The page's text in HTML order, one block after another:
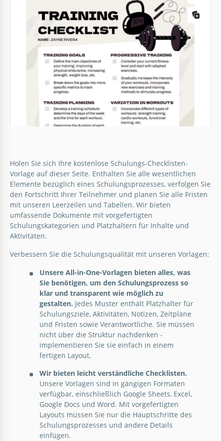
Unser benutzerfreundliches Layout eignet sich
hervorragend für jede Aufnahme und Verfolgung
des Fortschritts. Wir haben strukturelle Blöcke
hinzugefügt, in die Sie Ihre Aktivitäten eingeben
können.
Google Slides
Rosa Workout-Checkliste
Es ist nicht so einfach, jeden Tag Sport zu treiben.
Google Docs
Moderne ultimative Trainingscheckliste
Maximieren Sie Ihre Produktivität und erreichen Sie
Ihre Ziele mit unserer modernen ultimativen
Schulungscheckliste.
Google Docs
Holen Sie sich Ihre kostenlose Schulungs-Checklisten-
Vorlage auf dieser Seite. Enthalten Sie alle wesentlichen
Elemente bezüglich eines Schulungsprozesses, verfolgen Sie
den Fortschritt Ihrer Teilnehmer und planen Sie alle Fristen
mit unseren Leerzeilen und Tabellen. Wir bieten
umfassende Dokumente mit vorgefertigten
Schulungskategorien und Platzhaltern für Inhalte und
Aktivitäten.
Verbessern Sie die Schulungsqualität mit unseren Vorlagen:
Unsere All-in-One-Vorlagen bieten alles, was
Sie benötigen, um den Schulungsprozess so
klar und transparent wie möglich zu
gestalten. Jedes Muster enthält Platzhalter für
Schulungsziele, Aktivitäten, Notizen, Zeitpläne
und Fristen sowie Verantwortliche. Sie müssen
nicht über die Struktur nachdenken -
implementieren Sie sie einfach in einem
fertigen Layout.
Wir bieten leicht verständliche Checklisten.
Unsere Vorlagen sind in gängigen Formaten
verfügbar, einschließlich Google Sheets, Excel,
Google Docs und Word. Mit vorgefertigten
Layouts müssen Sie nur die Hauptschritte des
Schulungsprozesses und andere Details
einfügen.